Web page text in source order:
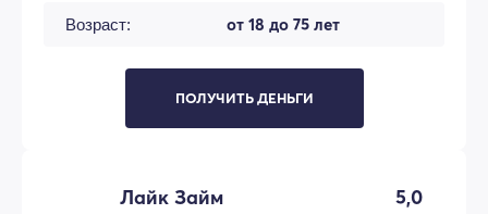
Возраст: от 18 до 75 лет
ПОЛУЧИТЬ ДЕНЬГИ
Лайк Займ 5,0